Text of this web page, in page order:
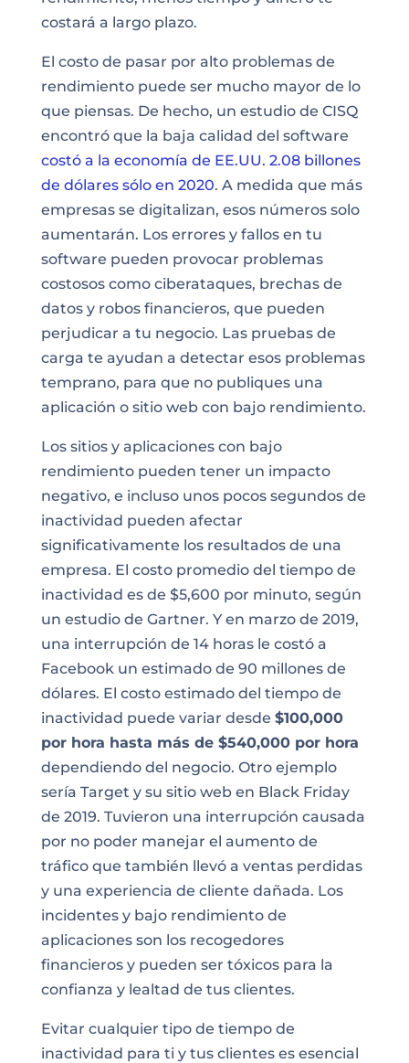
costará a largo plazo.
El costo de pasar por alto problemas de
rendimiento puede ser mucho mayor de lo
que piensas. De hecho, un estudio de CISQ
encontró que la baja calidad del software
costó a la economía de EE.UU. 2.08 billones
de dólares sólo en 2020. A medida que más
empresas se digitalizan, esos números solo
aumentarán. Los errores y fallos en tu
software pueden provocar problemas
costosos como ciberataques, brechas de
datos y robos financieros, que pueden
perjudicar a tu negocio. Las pruebas de
carga te ayudan a detectar esos problemas
temprano, para que no publiques una
aplicación o sitio web con bajo rendimiento.
Los sitios y aplicaciones con bajo
rendimiento pueden tener un impacto
negativo, e incluso unos pocos segundos de
inactividad pueden afectar
significativamente los resultados de una
empresa. El costo promedio del tiempo de
inactividad es de $5,600 por minuto, según
un estudio de Gartner. Y en marzo de 2019,
una interrupción de 14 horas le costó a
Facebook un estimado de 90 millones de
dólares. El costo estimado del tiempo de
inactividad puede variar desde $100,000
por hora hasta más de $540,000 por hora
dependiendo del negocio. Otro ejemplo
sería Target y su sitio web en Black Friday
de 2019. Tuvieron una interrupción causada
por no poder manejar el aumento de
tráfico que también llevó a ventas perdidas
y una experiencia de cliente dañada. Los
incidentes y bajo rendimiento de
aplicaciones son los recogedores
financieros y pueden ser tóxicos para la
confianza y lealtad de tus clientes.
Evitar cualquier tipo de tiempo de
inactividad para ti y tus clientes es esencial